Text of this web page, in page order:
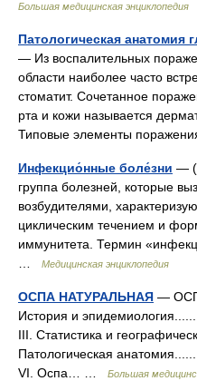
Большая медицинская энциклопедия
Патологическая анатомия
— Из воспалительных
области наиболее часто
стоматит. Сочетанное
рта и кожи называется
Типовые элементы
Инфекцио́нные боле́зни —
группа болезней, которые
возбудителями,
циклическим течением и
иммунитета. Термин
Медицинская энциклопедия
ОСПА НАТУРАЛЬНАЯ —
История и
III. Статистика и
Патологическая
VІ. Оспа… …
Большая